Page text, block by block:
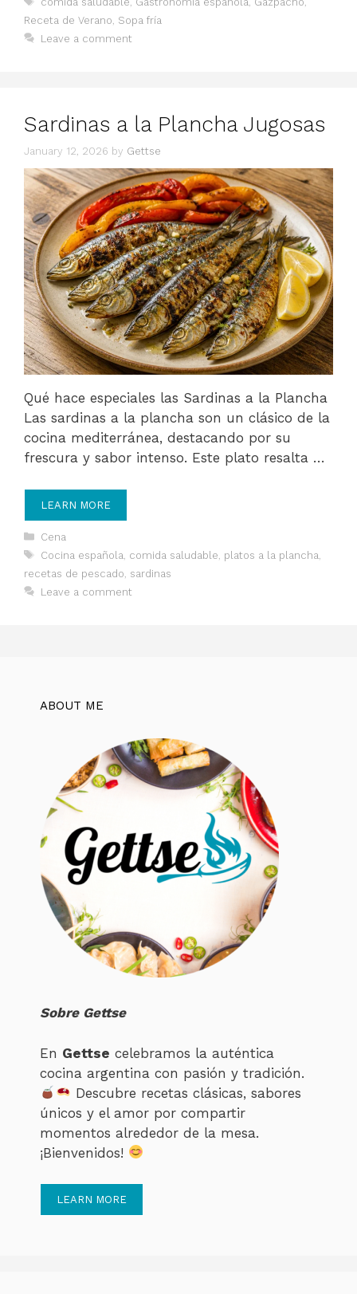
Receta de Verano Sopa fría
Leave a comment
Sardinas a la Plancha Jugosas
January 12, 2026 by Gettse
Qué hace especiales las Sardinas a la Plancha
Las sardinas a la plancha son un clásico de la
cocina mediterránea, destacando por su
frescura y sabor intenso. Este plato resalta …
LEARN MORE
Categories
Cena
Tags
Cocina española comida saludable platos a la plancha
recetas de pescado sardinas
Leave a comment
ABOUT ME
Sobre Gettse
En Gettse celebramos la auténtica
cocina argentina con pasión y tradición.
Descubre recetas clásicas, sabores
únicos y el amor por compartir
momentos alrededor de la mesa.
¡Bienvenidos!
LEARN MORE